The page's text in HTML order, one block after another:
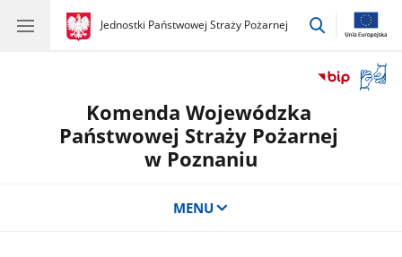
gov.pl
Jednostki Państwowej Straży Pożarnej
gov.pl
Jednostki
przejdź
okno
Komenda Wojewódzka
Państwowej Straży Pożarnej
w Poznaniu
MENU